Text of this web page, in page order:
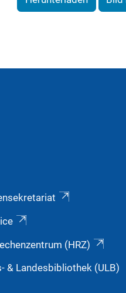
(HRZ)
& Landesbibliothek (ULB)